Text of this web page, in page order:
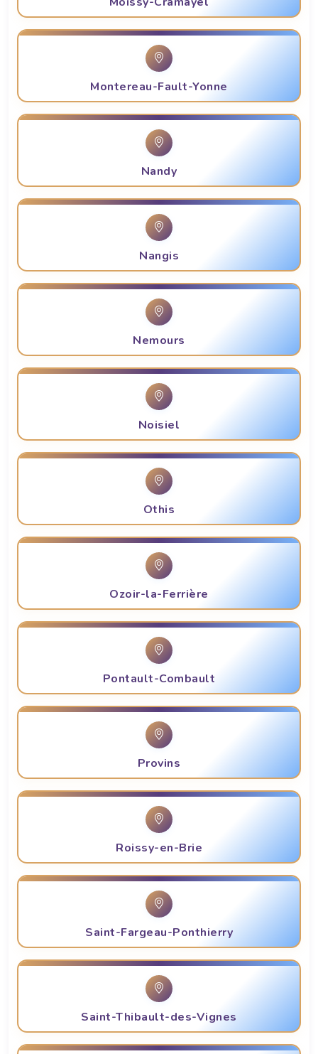
Montereau-Fault-Yonne
Nandy
Nangis
Nemours
Noisiel
Othis
Ozoir-la-Ferrière
Pontault-Combault
Provins
Roissy-en-Brie
Saint-Fargeau-Ponthierry
Saint-Thibault-des-Vignes